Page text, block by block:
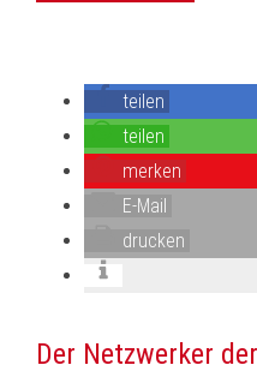
teilen
teilen
merken
E-Mail
drucken
Der Netzwerker